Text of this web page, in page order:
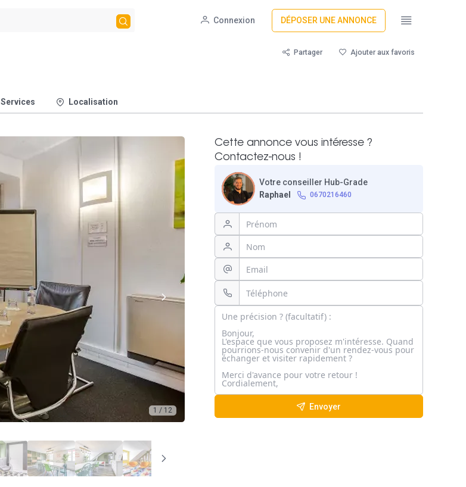
Connexion DÉPOSER UNE ANNONCE
Partager Ajouter aux favoris
Services Localisation
1 / 12
Cette annonce vous intéresse ?
Contactez-nous !
Votre conseiller Hub-Grade
Raphael
0670216460
Envoyer